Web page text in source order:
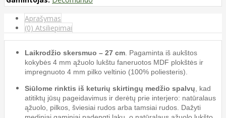
Aprašymas
(0) Atsiliepimai
Laikrodžio skersmuo – 27 cm . Pagaminta iš aukštos
kokybės 4 mm ąžuolo lukštu faneruotos MDF plokštės ir
impregnuoto 4 mm pilko veltinio (100% poliesteris).
Siūlome rinktis iš keturių skirtingų medžio spalvų , kad
atitiktų jūsų pageidavimus ir derėtų prie interjero: natūralaus
ąžuolo, pilkos, šviesiai rudos arba tamsiai rudos. Dažyti